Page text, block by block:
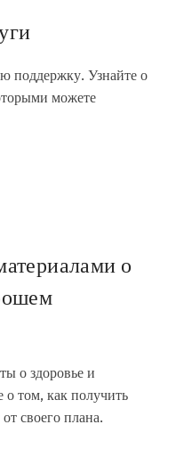
поддержку. Узнайте о
можете
о
о здоровье и
о том, как получить
своего плана.